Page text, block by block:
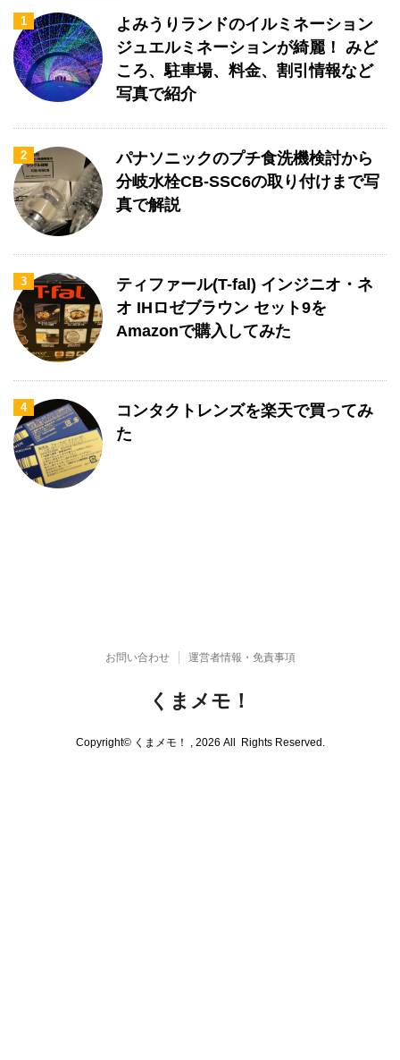
1
よみうりランドのイルミネーション
ジュエルミネーションが綺麗！ みど
ころ、駐車場、料金、割引情報など
写真で紹介
2
パナソニックのプチ食洗機検討から
分岐水栓CB-SSC6の取り付けまで写
真で解説
3
ティファール(T-fal) インジニオ・ネ
オ IHロゼブラウン セット9を
Amazonで購入してみた
4
コンタクトレンズを楽天で買ってみ
た
お問い合わせ 運営者情報・免責事項
くまメモ！
photo、trip、memo、todo、etc... 日本各地の名所や観光地を写真で紹介。
Copyright© くまメモ！ , 2026 All Rights Reserved.